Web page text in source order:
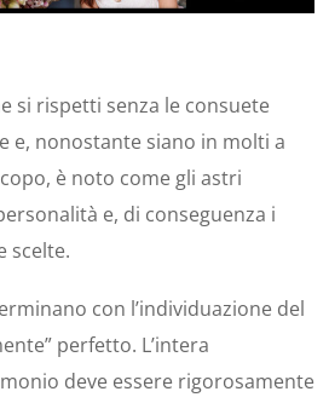
si rispetti senza le consuete
e, nonostante siano in molti a
è noto come gli astri
e, di conseguenza i
scelte.
con l’individuazione del
perfetto. L’intera
deve essere rigorosamente